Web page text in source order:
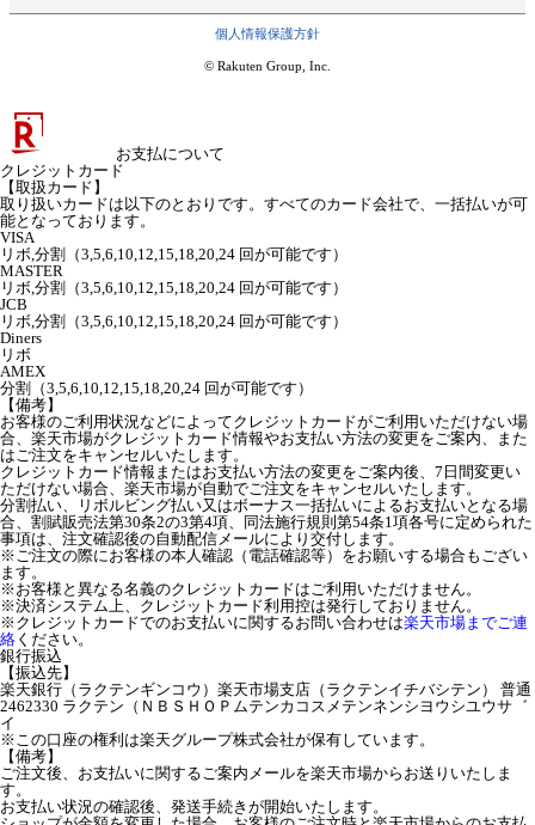
個人情報保護方針
© Rakuten Group, Inc.
お支払について
クレジットカード
【取扱カード】
取り扱いカードは以下のとおりです。すべてのカード会社で、一括払いが可
能となっております。
VISA
リボ,分割（3,5,6,10,12,15,18,20,24 回が可能です）
MASTER
リボ,分割（3,5,6,10,12,15,18,20,24 回が可能です）
JCB
リボ,分割（3,5,6,10,12,15,18,20,24 回が可能です）
Diners
リボ
AMEX
分割（3,5,6,10,12,15,18,20,24 回が可能です）
【備考】
お客様のご利用状況などによってクレジットカードがご利用いただけない場
合、楽天市場がクレジットカード情報やお支払い方法の変更をご案内、また
はご注文をキャンセルいたします。
クレジットカード情報またはお支払い方法の変更をご案内後、7日間変更い
ただけない場合、楽天市場が自動でご注文をキャンセルいたします。
分割払い、リボルビング払い又はボーナス一括払いによるお支払いとなる場
合、割賦販売法第30条2の3第4項、同法施行規則第54条1項各号に定められた
事項は、注文確認後の自動配信メールにより交付します。
※ご注文の際にお客様の本人確認（電話確認等）をお願いする場合もござい
ます。
※お客様と異なる名義のクレジットカードはご利用いただけません。
※決済システム上、クレジットカード利用控は発行しておりません。
※クレジットカードでのお支払いに関するお問い合わせは楽天市場までご連
絡 ください。
銀行振込
【振込先】
楽天銀行（ラクテンギンコウ）楽天市場支店（ラクテンイチバシテン） 普通
2462330 ラクテン（ＮＢＳＨＯＰムテンカコスメテンネンシヨウシユウサ゛
イ
※この口座の権利は楽天グループ株式会社が保有しています。
【備考】
ご注文後、お支払いに関するご案内メールを楽天市場からお送りいたしま
す。
お支払い状況の確認後、発送手続きが開始いたします。